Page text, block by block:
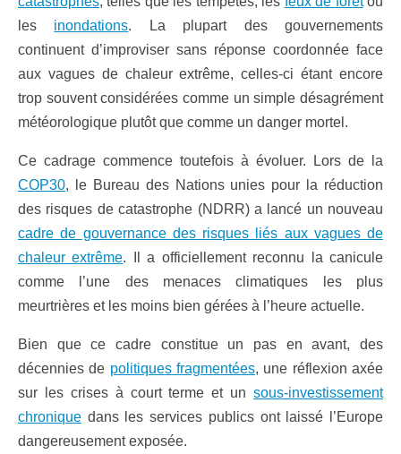
les inondations. La plupart des gouvernements
continuent d’improviser sans réponse coordonnée face
aux vagues de chaleur extrême, celles-ci étant encore
trop souvent considérées comme un simple désagrément
météorologique plutôt que comme un danger mortel.
Ce cadrage commence toutefois à évoluer. Lors de la
COP30, le Bureau des Nations unies pour la réduction
des risques de catastrophe (NDRR) a lancé un nouveau
cadre de gouvernance des risques liés aux vagues de
chaleur extrême. Il a officiellement reconnu la canicule
comme l’une des menaces climatiques les plus
meurtrières et les moins bien gérées à l’heure actuelle.
Bien que ce cadre constitue un pas en avant, des
décennies de politiques fragmentées, une réflexion axée
sur les crises à court terme et un sous-investissement
chronique dans les services publics ont laissé l’Europe
dangereusement exposée.